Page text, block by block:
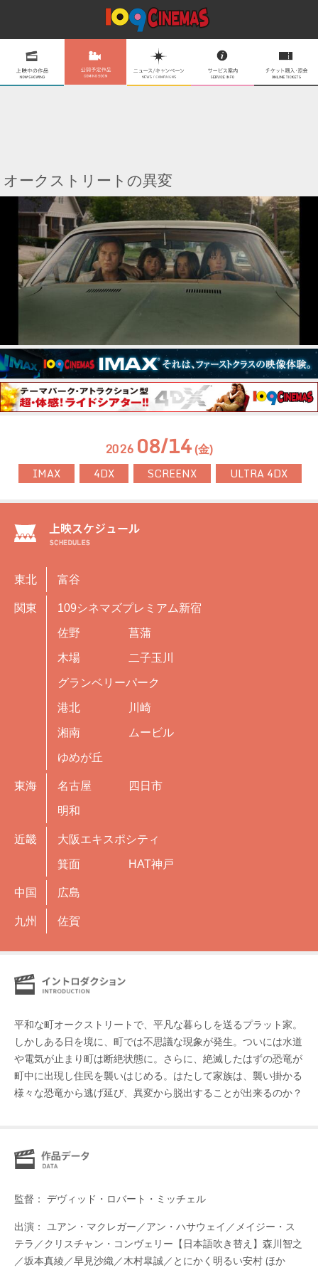
オークストリートの異変
2026 08/14 (金)
IMAX 4DX SCREENX ULTRA 4DX
東北 富谷
関東 109シネマズプレミアム新宿
佐野 菖蒲
木場 二子玉川
グランベリーパーク
港北 川崎
湘南 ムービル
ゆめが丘
東海 名古屋 四日市
明和
近畿 大阪エキスポシティ
箕面 HAT神戸
中国 広島
九州 佐賀
平和な町オークストリートで、平凡な暮らしを送るプラット家。
しかしある日を境に、町では不思議な現象が発生。ついには水道
や電気が止まり町は断絶状態に。さらに、絶滅したはずの恐竜が
町中に出現し住民を襲いはじめる。はたして家族は、襲い掛かる
様々な恐竜から逃げ延び、異変から脱出することが出来るのか？
監督： デヴィッド・ロバート・ミッチェル
出演： ユアン・マクレガー／アン・ハサウェイ／メイジー・ス
テラ／クリスチャン・コンヴェリー【日本語吹き替え】森川智之
／坂本真綾／早見沙織／木村皐誠／とにかく明るい安村 ほか